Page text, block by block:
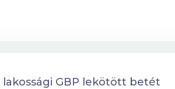
lakossági GBP lekötött betét